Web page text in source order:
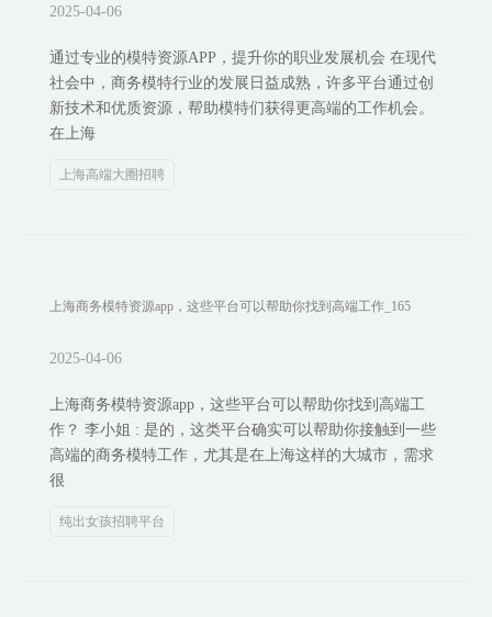
2025-04-06
通过专业的模特资源APP，提升你的职业发展机会 在现代
社会中，商务模特行业的发展日益成熟，许多平台通过创
新技术和优质资源，帮助模特们获得更高端的工作机会。
在上海
上海高端大圈招聘
上海商务模特资源app，这些平台可以帮助你找到高端工作_165
2025-04-06
上海商务模特资源app，这些平台可以帮助你找到高端工
作？ 李小姐 : 是的，这类平台确实可以帮助你接触到一些
高端的商务模特工作，尤其是在上海这样的大城市，需求
很
纯出女孩招聘平台